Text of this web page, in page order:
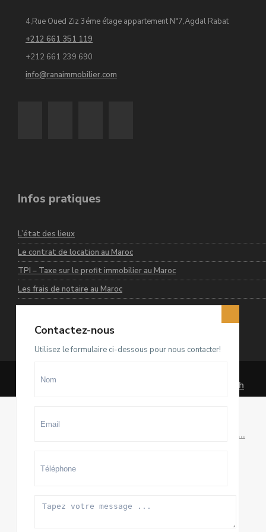
4,Rue Oued Ziz 3éme étage appartement N°7,Agdal Rabat
+212 661 351 119
+212 661 239 690
info@ranaimmobilier.com
Infos pratiques
L’état des lieux
Le contrat de location au Maroc
TPI – Taxe sur le profit immobilier au Maroc
Les frais de notaire au Maroc
Dernières annonces
Terrain D4 à vendre sur El Menzeh
villa meublée à louer sur Souissi O...
20.000 Dhs /mois
Contactez-nous
Utilisez le formulaire ci-dessous pour nous contacter!